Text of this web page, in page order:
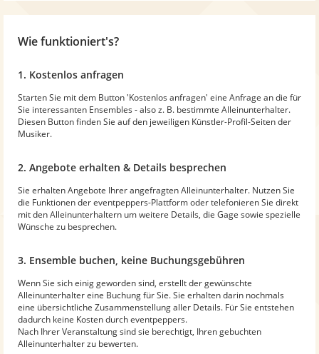
Wie funktioniert's?
1. Kostenlos anfragen
Starten Sie mit dem Button 'Kostenlos anfragen' eine Anfrage an die für
Sie interessanten Ensembles - also z. B. bestimmte Alleinunterhalter.
Diesen Button finden Sie auf den jeweiligen Künstler-Profil-Seiten der
Musiker.
2. Angebote erhalten & Details besprechen
Sie erhalten Angebote Ihrer angefragten Alleinunterhalter. Nutzen Sie
die Funktionen der eventpeppers-Plattform oder telefonieren Sie direkt
mit den Alleinunterhaltern um weitere Details, die Gage sowie spezielle
Wünsche zu besprechen.
3. Ensemble buchen, keine Buchungsgebühren
Wenn Sie sich einig geworden sind, erstellt der gewünschte
Alleinunterhalter eine Buchung für Sie. Sie erhalten darin nochmals
eine übersichtliche Zusammenstellung aller Details. Für Sie entstehen
dadurch keine Kosten durch eventpeppers.
Nach Ihrer Veranstaltung sind sie berechtigt, Ihren gebuchten
Alleinunterhalter zu bewerten.